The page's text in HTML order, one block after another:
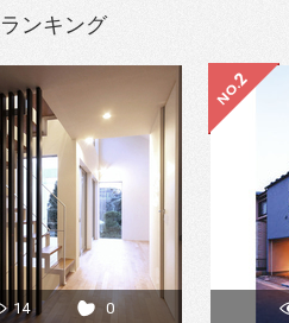
ランキング
14 0